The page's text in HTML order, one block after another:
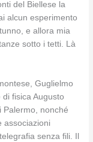
del Biellese la
alcun esperimento
e allora mia
sotto i tetti. Là
Guglielmo
fisica Augusto
Palermo, nonché
associazioni
senza fili. Il